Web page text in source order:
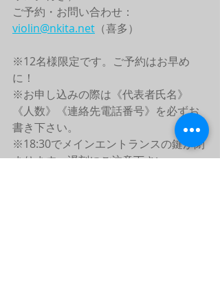
ご予約・お問い合わせ：
violin@nkita.net （喜多）
※12名様限定です。ご予約はお早め
に！
※お申し込みの際は《代表者氏名》
《人数》《連絡先電話番号》を必ずお
書き下さい。
※18:30でメインエントランスの鍵が閉
まります。遅刻にご注意下さい。